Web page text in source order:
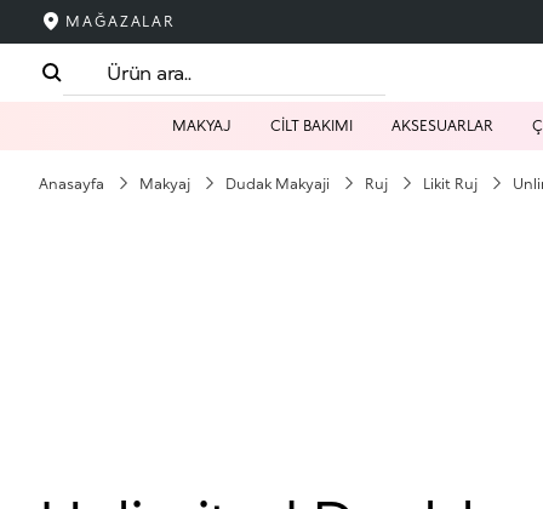
MAĞAZALAR
MAKYAJ CİLT BAKIMI AKSESUARLAR
Anasayfa Makyaj Dudak Makyaji Ruj Likit Ruj